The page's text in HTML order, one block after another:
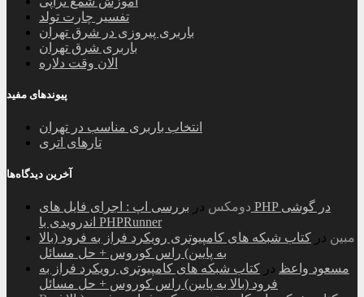
تفسیر چارت تولد
باربری پیروزی در شرق تهران
باربری شرق تهران
الان وقت دلاره
پیوندهای مفید
انتخاب باربری مناسب در تهران
تارهای اتری
آخرین دیدگاه‌ها
دومکس در بررسی اپ : اجرای فایل های PHP در گوشی
اندرویدی با PHPRunner
مبین در کتاب شبکه های کامپیوتری رویکرد فراز به فرود (بالا
به پایین) راس کوروس + حل مسائل
مسعود واعظ در کتاب شبکه های کامپیوتری رویکرد فراز به
فرود (بالا به پایین) راس کوروس + حل مسائل